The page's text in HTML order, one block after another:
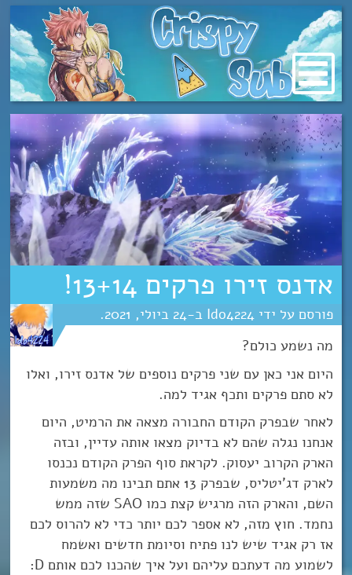
מעבר
לתוכן
אדנס זירו פרקים 13+14!
Ido4224
24 יולי 2021
מה נשמע כולם?
היום אני כאן עם שני פרקים נוספים של אדנס זירו, ואלו
לא סתם פרקים ותכף אגיד למה.
לאחר שבפרק הקודם החבורה מצאה את הרמיט, היום
אנחנו נגלה שהם לא בדיוק מצאו אותה עדיין, ובזה
הארק הקרוב יעסוק. לקראת סוף הפרק הקודם נכנסו
לארק דג’יטליס, שבפרק 13 אתם תבינו מה משמעות
השם, והארק הזה מרגיש קצת כמו SAO שזה ממש
נחמד. חוץ מזה, לא אספר לכם יותר כדי לא להרוס לכם
אז רק אגיד שיש לנו פתיח וסיומת חדשים ואשמח
לשמוע מה דעתכם עליהם ועל איך שהכנו לכם אותם D: